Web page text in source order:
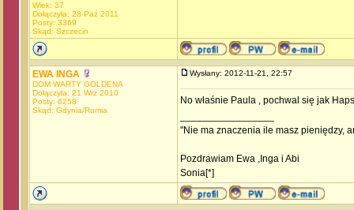
Wiek: 37
Dołączyła: 28 Paź 2011
Posty: 3369
Skąd: Szczecin
EWA INGA
DOM WARTY GOLDENA
Dołączyła: 21 Wrz 2010
Posty: 6258
Skąd: Gdynia/Rumia
Wysłany: 2012-11-21, 22:57
No właśnie Paula , pochwal się jak
"Nie ma znaczenia ile masz pieniędzy,
Pozdrawiam Ewa ,Inga i Abi
Sonia[*]